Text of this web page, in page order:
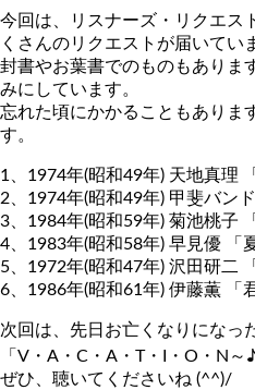
今回は、リスナーズ・リクエス
くさんのリクエストが届いてい
封書やお葉書でのものもありま
みにしています。
忘れた頃にかかることもありま
す。
1、1974年(昭和49年) 天地真理
2、1974年(昭和49年) 甲斐バン
3、1984年(昭和59年) 菊池桃子
4、1983年(昭和58年) 早見優 「
5、1972年(昭和47年) 沢田研二
6、1986年(昭和61年) 伊藤薫 「
次回は、先日お亡くなりになっ
「V・A・C・A・T・I・O・N～
ぜひ、聴いてくださいね (^^)/